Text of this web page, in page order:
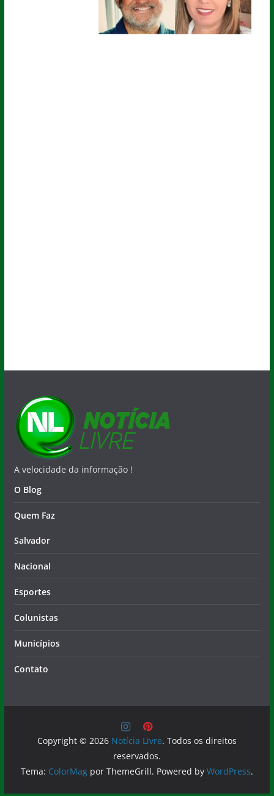
A velocidade da informação !
O Blog
Quem Faz
Salvador
Nacional
Esportes
Colunistas
Municípios
Contato
Copyright © 2026 Notícia Livre. Todos os direitos
reservados.
Tema: ColorMagpor ThemeGrill. Powered by WordPress.